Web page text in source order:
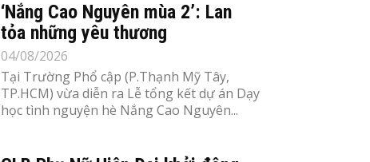
‘Nắng Cao Nguyên mùa 2’: Lan
tỏa những yêu thương
04/08/2026
Tại Trường Phổ cập (P.Thạnh Mỹ Tây,
TP.HCM) vừa diễn ra Lễ tổng kết dự án Dạy
học tình nguyện hè Nắng Cao Nguyên...